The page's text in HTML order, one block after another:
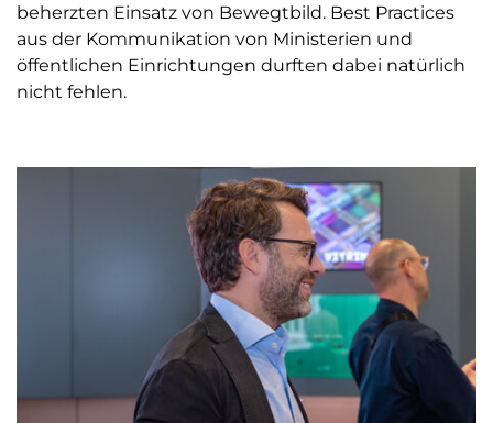
beherzten Einsatz von Bewegtbild. Best Practices
aus der Kommunikation von Ministerien und
öffentlichen Einrichtungen durften dabei natürlich
nicht fehlen.